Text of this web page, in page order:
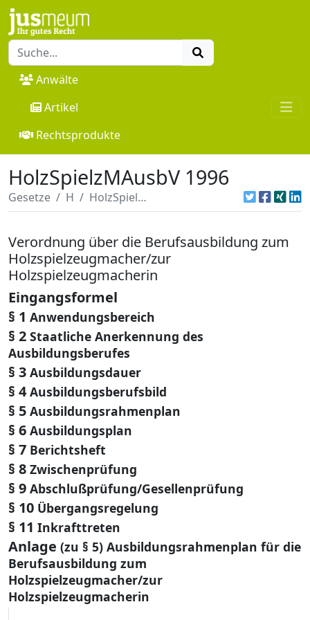
Anwälte
Artikel
Rechtsprodukte
HolzSpielzMAusbV 1996
Gesetze H HolzSpielzMAusbV 1996
Verordnung über die Berufsausbildung zum
Holzspielzeugmacher/zur
Holzspielzeugmacherin
Eingangsformel
§ 1 Anwendungsbereich
§ 2 Staatliche Anerkennung des
Ausbildungsberufes
§ 3 Ausbildungsdauer
§ 4 Ausbildungsberufsbild
§ 5 Ausbildungsrahmenplan
§ 6 Ausbildungsplan
§ 7 Berichtsheft
§ 8 Zwischenprüfung
§ 9 Abschlußprüfung/Gesellenprüfung
§ 10 Übergangsregelung
§ 11 Inkrafttreten
Anlage (zu § 5) Ausbildungsrahmenplan für die
Berufsausbildung zum
Holzspielzeugmacher/zur
Holzspielzeugmacherin